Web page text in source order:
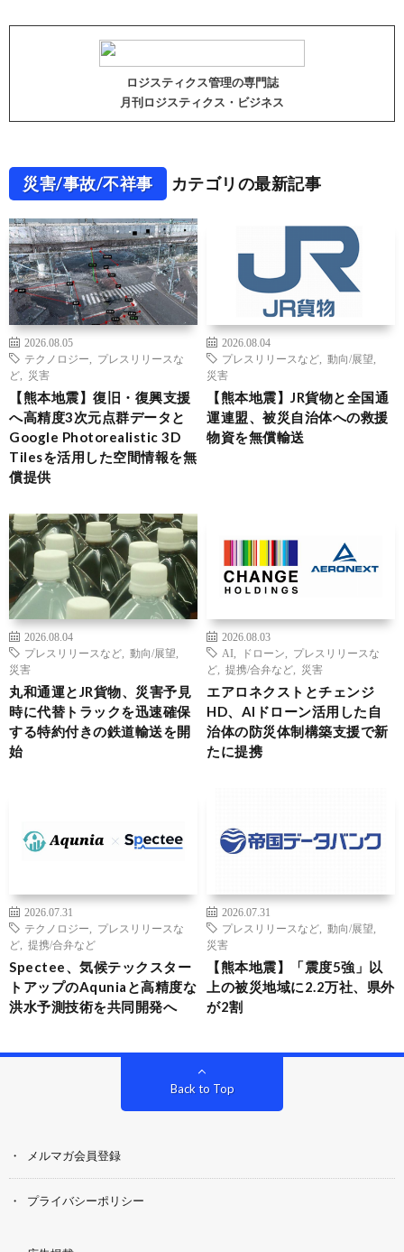
ロジスティクス管理の専門誌
月刊ロジスティクス・ビジネス
災害/事故/不祥事 カテゴリの最新記事
2026.08.05
テクノロジー
プレスリリースな
ど
災害
【熊本地震】復旧・復興支援
へ高精度3次元点群データと
Google Photorealistic 3D
Tilesを活用した空間情報を無
償提供
2026.08.04
プレスリリースなど
動向/展望
災害
【熊本地震】JR貨物と全国通
運連盟、被災自治体への救援
物資を無償輸送
2026.08.04
プレスリリースなど
動向/展望
災害
丸和通運とJR貨物、災害予見
時に代替トラックを迅速確保
する特約付きの鉄道輸送を開
始
2026.08.03
AI
ドローン
プレスリリースな
ど
提携/合弁など 災害
エアロネクストとチェンジ
HD、AIドローン活用した自
治体の防災体制構築支援で新
たに提携
2026.07.31
テクノロジー
プレスリリースな
ど
提携/合弁など
Spectee、気候テックスター
トアップのAquniaと高精度な
洪水予測技術を共同開発へ
2026.07.31
プレスリリースなど
動向/展望
災害
【熊本地震】「震度5強」以
上の被災地域に2.2万社、県外
が2割
Back to Top
メルマガ会員登録
プライバシーポリシー